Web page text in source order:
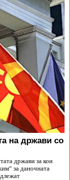
на држави со
држави за кои
за даночната